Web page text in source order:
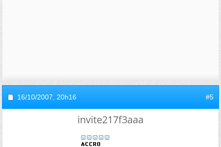
16/10/2007, 20h16 #5
invite217f3aaa